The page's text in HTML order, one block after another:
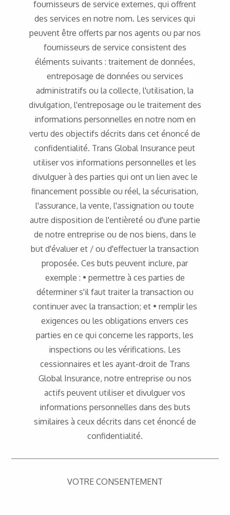
fournisseurs de service externes, qui offrent
des services en notre nom. Les services qui
peuvent être offerts par nos agents ou par nos
fournisseurs de service consistent des
éléments suivants : traitement de données,
entreposage de données ou services
administratifs ou la collecte, l'utilisation, la
divulgation, l'entreposage ou le traitement des
informations personnelles en notre nom en
vertu des objectifs décrits dans cet énoncé de
confidentialité. Trans Global Insurance peut
utiliser vos informations personnelles et les
divulguer à des parties qui ont un lien avec le
financement possible ou réel, la sécurisation,
l'assurance, la vente, l'assignation ou toute
autre disposition de l'entièreté ou d'une partie
de notre entreprise ou de nos biens, dans le
but d'évaluer et / ou d'effectuer la transaction
proposée. Ces buts peuvent inclure, par
exemple : • permettre à ces parties de
déterminer s'il faut traiter la transaction ou
continuer avec la transaction; et • remplir les
exigences ou les obligations envers ces
parties en ce qui concerne les rapports, les
inspections ou les vérifications. Les
cessionnaires et les ayant-droit de Trans
Global Insurance, notre entreprise ou nos
actifs peuvent utiliser et divulguer vos
informations personnelles dans des buts
similaires à ceux décrits dans cet énoncé de
confidentialité.
VOTRE CONSENTEMENT